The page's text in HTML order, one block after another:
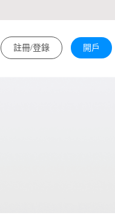
註冊/登錄 開戶